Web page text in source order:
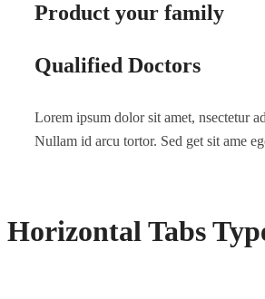
Product your family
Qualified Doctors
Lorem ipsum dolor sit amet, nsectetur
Nullam id arcu tortor. Sed get sit ame
Horizontal Tabs